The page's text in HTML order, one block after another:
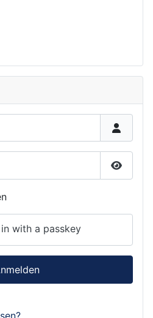
Show
with a passkey